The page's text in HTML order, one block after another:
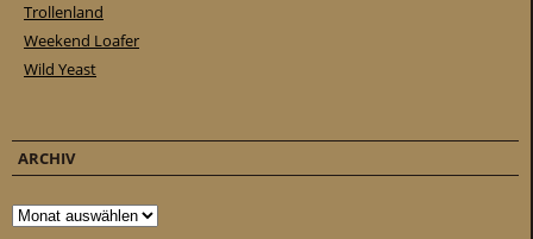
Trollenland
Weekend Loafer
Wild Yeast
ARCHIV
Archiv